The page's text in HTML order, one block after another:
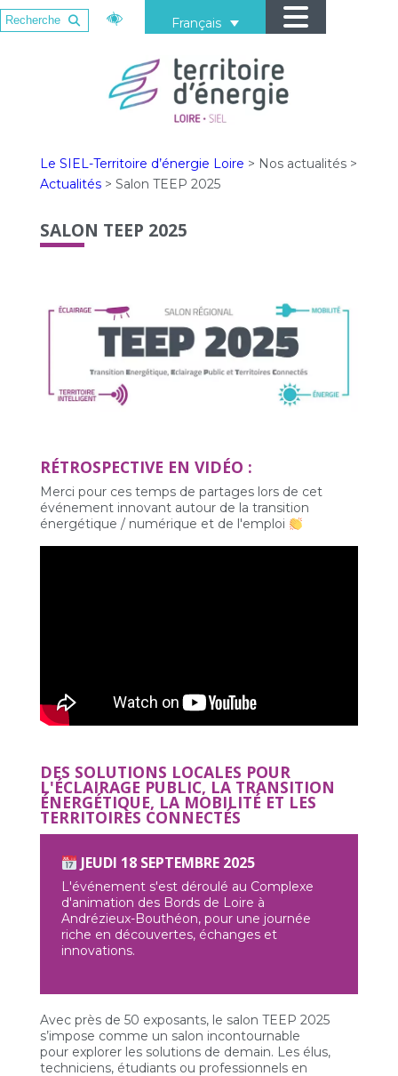
Français
Le SIEL-Territoire d’énergie Loire > Nos actualités>
Actualités > Salon TEEP 2025
SALON TEEP 2025
RÉTROSPECTIVE EN VIDÉO :
Merci pour ces temps de partages lors de cet
événement innovant autour de la transition
énergétique / numérique et de l'emploi
DES SOLUTIONS LOCALES POUR
L'ÉCLAIRAGE PUBLIC, LA TRANSITION
ÉNERGÉTIQUE, LA MOBILITÉ ET LES
TERRITOIRES CONNECTÉS
JEUDI 18 SEPTEMBRE 2025
L'événement s'est déroulé au Complexe
d'animation des Bords de Loire à
Andrézieux-Bouthéon, pour une journée
riche en découvertes, échanges et
innovations.
Avec près de 50 exposants, le salon TEEP 2025
s’impose comme un salon incontournable
pour explorer les solutions de demain. Les élus,
techniciens, étudiants ou professionnels en